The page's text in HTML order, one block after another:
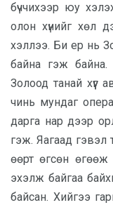
бүччихээр юу
олон хүнийг хөл
хэллээ. Би ер нь
байна гэж
Золоод танай хүүг
чинь мундаг
дарга нар дээр
гэж. Яагаад гэвэл
өөрт өгсөн
эхэлж байгаа
байсан. Хийгээ